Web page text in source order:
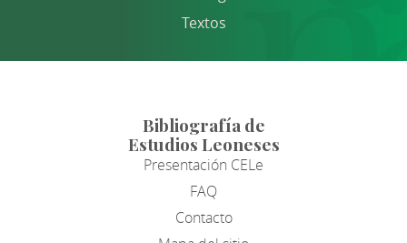
Textos
Bibliografía de
Estudios Leoneses
Presentación CELe
FAQ
Contacto